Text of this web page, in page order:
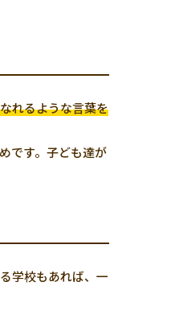
れるような言葉を
です。子ども達が
学校もあれば、一